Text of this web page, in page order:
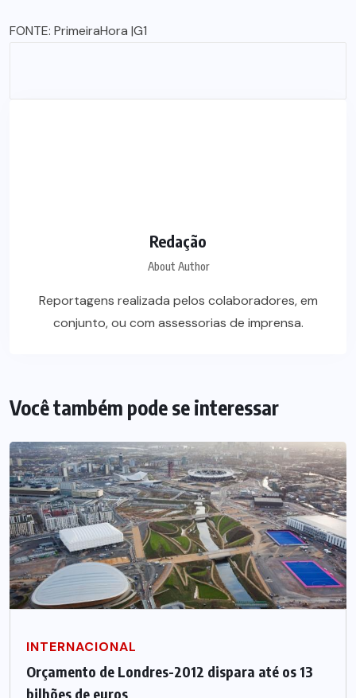
FONTE: PrimeiraHora |G1
Redação
About Author
Reportagens realizada pelos colaboradores, em
conjunto, ou com assessorias de imprensa.
Você também pode se interessar
INTERNACIONAL
Orçamento de Londres-2012 dispara até os 13
bilhões de euros